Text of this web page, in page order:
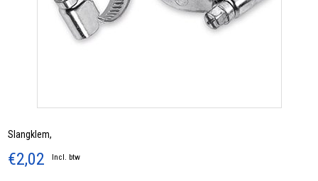
Slangklem,
€2,02 Incl. btw